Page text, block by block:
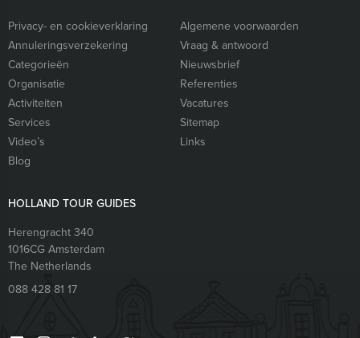
Privacy- en cookieverklaring
Algemene voorwaarden
Annuleringsverzekering
Vraag & antwoord
Categorieën
Nieuwsbrief
Organisatie
Referenties
Activiteiten
Vacatures
Services
Sitemap
Video’s
Links
Blog
HOLLAND TOUR GUIDES
Herengracht 340
1016CG Amsterdam
The Netherlands
088 428 81 17